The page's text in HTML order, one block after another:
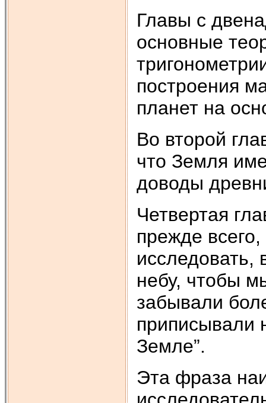
Главы с
основные
построения
планет на
Во второй
что Земля
доводы
Четвертая
прежде
исследовать,
небу, чтобы
забывали
приписывали
Земле”.
Эта фраза